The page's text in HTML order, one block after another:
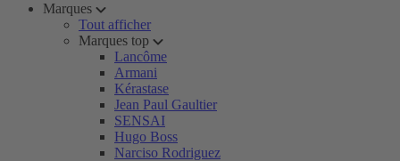
Marques
Tout afficher
Marques top
Lancôme
Armani
Kérastase
Jean Paul Gaultier
SENSAI
Hugo Boss
Narciso Rodriguez